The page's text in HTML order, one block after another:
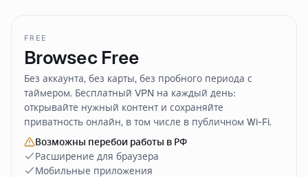
FREE
Browsec Free
Без аккаунта, без карты, без пробного периода с
таймером. Бесплатный VPN на каждый день:
открывайте нужный контент и сохраняйте
приватность онлайн, в том числе в публичном Wi-Fi.
Возможны перебои работы в РФ
Расширение для браузера
Мобильные приложения